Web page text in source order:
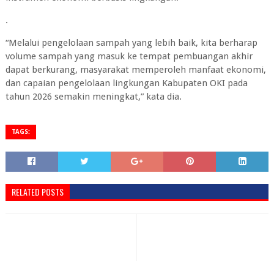
.
“Melalui pengelolaan sampah yang lebih baik, kita berharap
volume sampah yang masuk ke tempat pembuangan akhir
dapat berkurang, masyarakat memperoleh manfaat ekonomi,
dan capaian pengelolaan lingkungan Kabupaten OKI pada
tahun 2026 semakin meningkat,” kata dia.
TAGS:
RELATED POSTS